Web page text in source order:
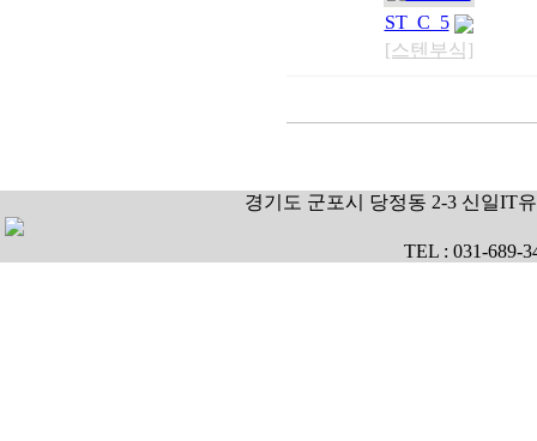
ST_C_5
[스텐부식]
경기도 군포시 당정동 2-3 신일IT
TEL : 031-689-